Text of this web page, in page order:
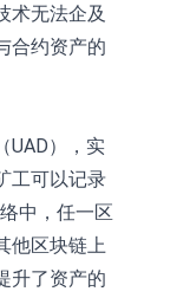
术无法企及
合约资产的
UAD），实
工可以记录
中，任一区
他区块链上
升了资产的